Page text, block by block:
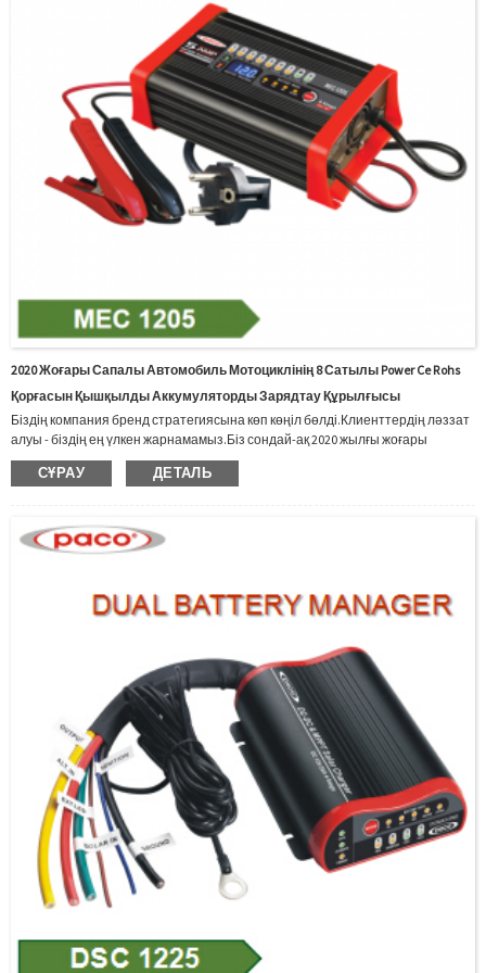
2020 Жоғары Сапалы Автомобиль Мотоциклінің 8 Сатылы Power Ce Rohs
Қорғасын Қышқылды Аккумуляторды Зарядтау Құрылғысы
Біздің компания бренд стратегиясына көп көңіл бөлді.Клиенттердің ләззат
алуы - біздің ең үлкен жарнамамыз.Біз сондай-ақ 2020 жылғы жоғары
сапалы автомобиль мотоциклінің 8 сатылы Power Ce Rohs қорғасын
қышқылды аккумуляторлық зарядтағышына арналған OEM қызметін
жеткізушіңіз боламыз.Біздің компания бренд стратегиясына көп көңіл
бөлді.Клиенттердің ләззат алуы - біздің ең үлкен жарнамамыз.Біз сондай-
СҰРАУ ДЕТАЛЬ